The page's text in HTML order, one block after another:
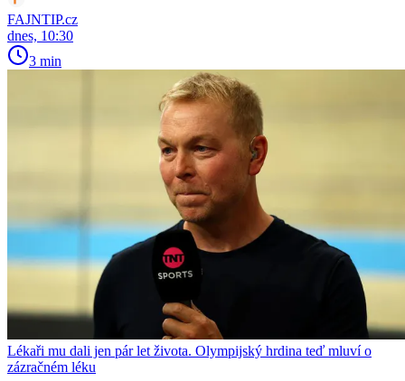
FAJNTIP.cz
dnes, 10:30
3 min
Lékaři mu dali jen pár let života. Olympijský hrdina teď mluví o
zázračném léku